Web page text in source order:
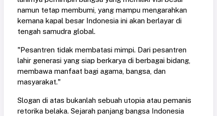
namun tetap membumi, yang mampu mengarahkan
kemana kapal besar Indonesia ini akan berlayar di
tengah samudra global.
"Pesantren tidak membatasi mimpi. Dari pesantren
lahir generasi yang siap berkarya di berbagai bidang,
membawa manfaat bagi agama, bangsa, dan
masyarakat."
Slogan di atas bukanlah sebuah utopia atau pemanis
retorika belaka. Sejarah panjang bangsa Indonesia